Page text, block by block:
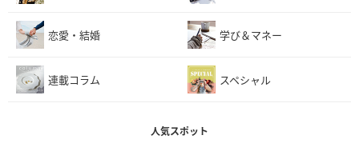
恋愛・結婚 学び＆マネー
連載コラム スペシャル
人気スポット